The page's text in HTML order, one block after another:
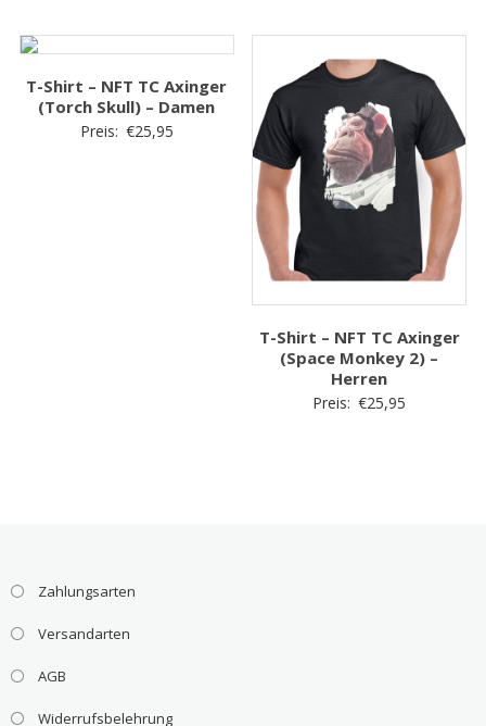
T-Shirt – NFT TC Axinger
(Torch Skull) – Damen
Preis: €25,95
T-Shirt – NFT TC Axinger
(Space Monkey 2) –
Herren
Preis: €25,95
Zahlungsarten
Versandarten
AGB
Widerrufsbelehrung